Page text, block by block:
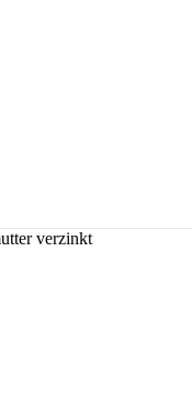
verzinkt